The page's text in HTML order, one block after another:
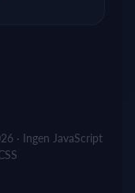
· Ingen JavaScript